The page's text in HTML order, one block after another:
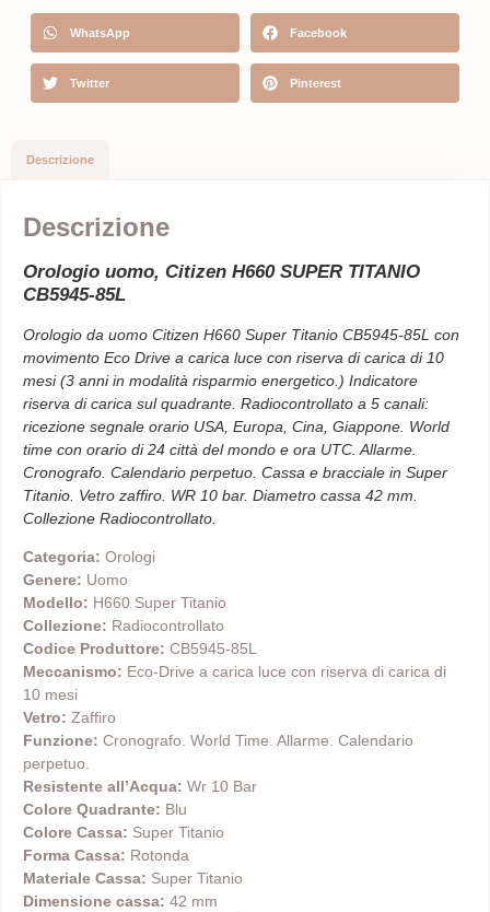
WhatsApp Facebook
Twitter Pinterest
Descrizione
Descrizione
Orologio uomo, Citizen H660 SUPER TITANIO
CB5945-85L
Orologio da uomo Citizen H660 Super Titanio CB5945-85L con
movimento Eco Drive a carica luce con riserva di carica di 10
mesi (3 anni in modalità risparmio energetico.) Indicatore
riserva di carica sul quadrante. Radiocontrollato a 5 canali:
ricezione segnale orario USA, Europa, Cina, Giappone. World
time con orario di 24 città del mondo e ora UTC. Allarme.
Cronografo. Calendario perpetuo. Cassa e bracciale in Super
Titanio. Vetro zaffiro. WR 10 bar. Diametro cassa 42 mm.
Collezione Radiocontrollato.
Categoria: Orologi
Genere: Uomo
Modello: H660 Super Titanio
Collezione: Radiocontrollato
Codice Produttore: CB5945-85L
Meccanismo: Eco-Drive a carica luce con riserva di carica di
10 mesi
Vetro: Zaffiro
Funzione: Cronografo. World Time. Allarme. Calendario
perpetuo.
Resistente all’Acqua: Wr 10 Bar
Colore Quadrante: Blu
Colore Cassa: Super Titanio
Forma Cassa: Rotonda
Materiale Cassa: Super Titanio
Dimensione cassa: 42 mm